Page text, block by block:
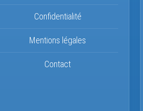
Confidentialité
Mentions légales
Contact